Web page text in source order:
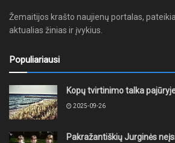
Žemaitijos krašto naujienų portalas,
aktualias žinias ir įvykius.
Populiariausi
Kopų tvirtinimo talka
2025-09-26
Pakražantiškių Jurginės